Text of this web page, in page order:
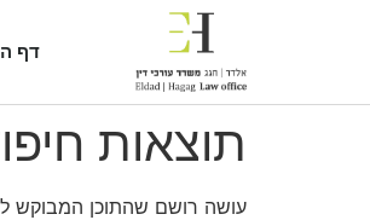
דף
תוצאות
עושה רושם שהתוכן המבוקש